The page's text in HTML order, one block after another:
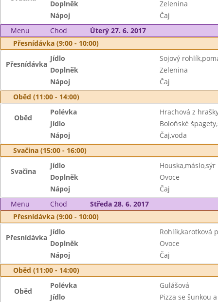
Doplněk
Zelenina
Nápoj
Čaj
Menu
Chod
Úterý 27. 6. 2017
Přesnídávka (9:00 - 10:00)
Přesnídávka
Jídlo
Sojový
Doplněk
Zelenina
Nápoj
Čaj
Oběd (11:00 - 14:00)
Oběd
Polévka
Hrachová z
Jídlo
Boloňské
Nápoj
Čaj,voda
Svačina (15:00 - 16:00)
Svačina
Jídlo
Houska,máslo,sýr
Doplněk
Ovoce
Nápoj
Čaj
Menu
Chod
Středa 28. 6. 2017
Přesnídávka (9:00 - 10:00)
Přesnídávka
Jídlo
Rohlík,karotková
Doplněk
Ovoce
Nápoj
Čaj
Oběd (11:00 - 14:00)
Oběd
Polévka
Gulášová
Jídlo
Pizza se šunkou